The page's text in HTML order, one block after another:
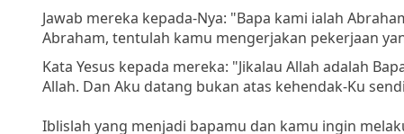
Jawab mereka kepada-Nya: "Bapa kami ialah
Abraham, tentulah kamu mengerjakan pekerjaan
Kata Yesus kepada mereka: "Jikalau Allah adalah
Allah. Dan Aku datang bukan atas kehendak-Ku
Iblislah yang menjadi bapamu dan kamu ingin